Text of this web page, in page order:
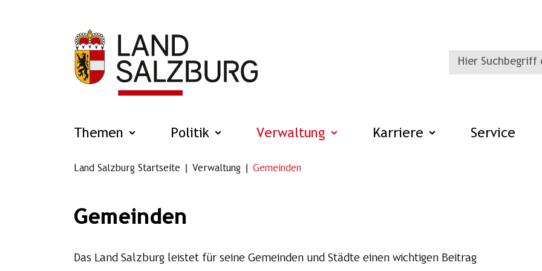
Themen Politik Verwaltung Karriere Service
Land Salzburg Startseite Verwaltung Gemeinden
Gemeinden
Das Land Salzburg leistet für seine Gemeinden und Städte einen wichtigen Beitrag